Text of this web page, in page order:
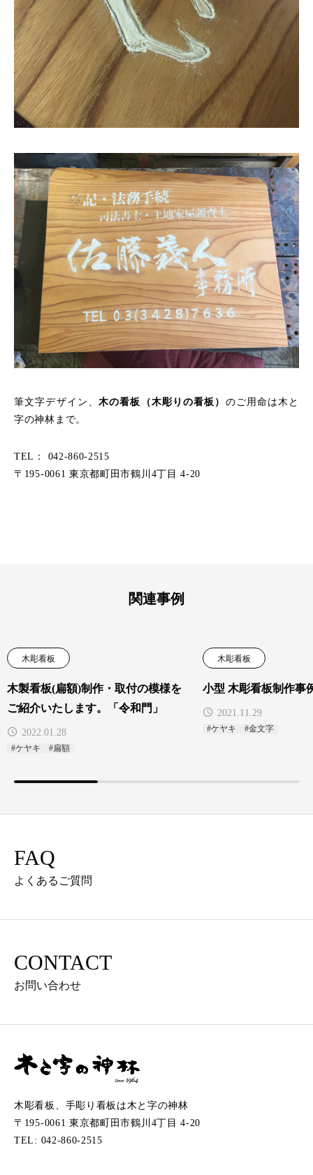
筆文字デザイン、木の看板（木彫りの看板） のご用命は木と
字の神林まで。
TEL： 042-860-2515
〒195-0061 東京都町田市鶴川4丁目 4-20
関連事例
木彫看板
木製看板(扁額)制作・取付の模様を
ご紹介いたします。「令和門」
2022.01.28
#ケヤキ #扁額
木彫看板
小型 木彫看板制作事
2021.11.29
#ケヤキ #金文字
FAQ
よくあるご質問
CONTACT
お問い合わせ
木彫看板、手彫り看板は木と字の神林
〒195-0061 東京都町田市鶴川4丁目 4-20
TEL: 042-860-2515